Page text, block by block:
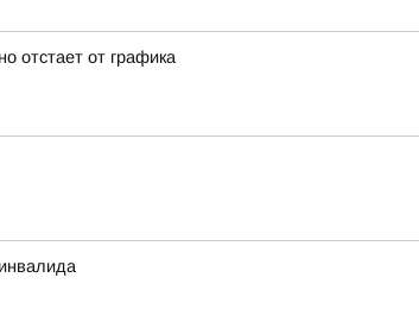
отстает от графика